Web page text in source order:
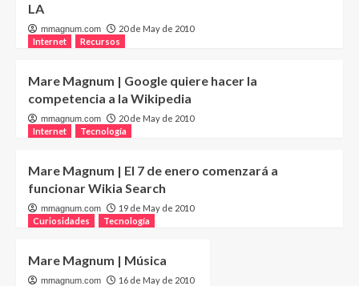
LA
mmagnum.com
20 de May de 2010
Internet
Recursos
Mare Magnum | Google quiere hacer la
competencia a la Wikipedia
mmagnum.com
20 de May de 2010
Internet
Tecnología
Mare Magnum | El 7 de enero comenzará a
funcionar Wikia Search
mmagnum.com
19 de May de 2010
Curiosidades
Tecnología
Mare Magnum | Música
mmagnum.com
16 de May de 2010